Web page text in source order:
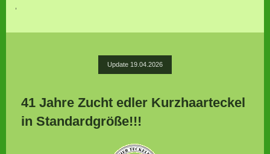
Update 19.04.2026
41 Jahre Zucht edler Kurzhaarteckel
in Standardgröße!!!